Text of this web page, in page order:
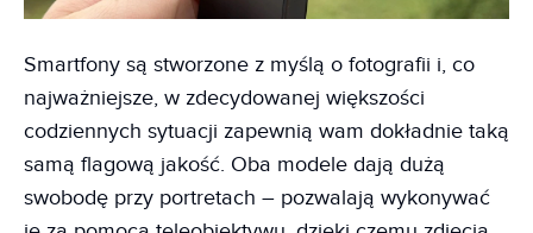
Smartfony są stworzone z myślą o fotografii i, co
najważniejsze, w zdecydowanej większości
codziennych sytuacji zapewnią wam dokładnie taką
samą flagową jakość. Oba modele dają dużą
swobodę przy portretach – pozwalają wykonywać